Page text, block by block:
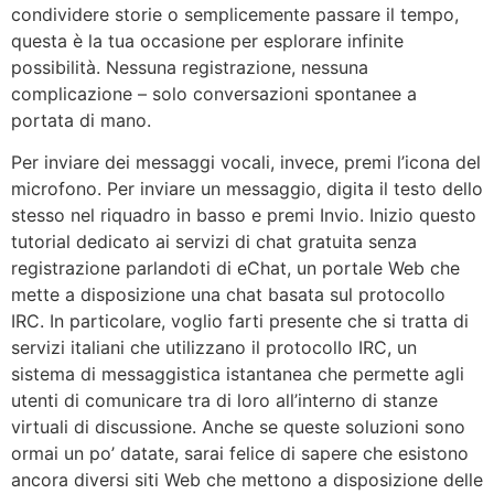
condividere storie o semplicemente passare il tempo,
questa è la tua occasione per esplorare infinite
possibilità. Nessuna registrazione, nessuna
complicazione – solo conversazioni spontanee a
portata di mano.
Per inviare dei messaggi vocali, invece, premi l’icona del
microfono. Per inviare un messaggio, digita il testo dello
stesso nel riquadro in basso e premi Invio. Inizio questo
tutorial dedicato ai servizi di chat gratuita senza
registrazione parlandoti di eChat, un portale Web che
mette a disposizione una chat basata sul protocollo
IRC. In particolare, voglio farti presente che si tratta di
servizi italiani che utilizzano il protocollo IRC, un
sistema di messaggistica istantanea che permette agli
utenti di comunicare tra di loro all’interno di stanze
virtuali di discussione. Anche se queste soluzioni sono
ormai un po’ datate, sarai felice di sapere che esistono
ancora diversi siti Web che mettono a disposizione delle